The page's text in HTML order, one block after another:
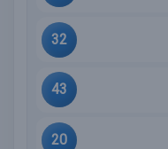
32
43
20